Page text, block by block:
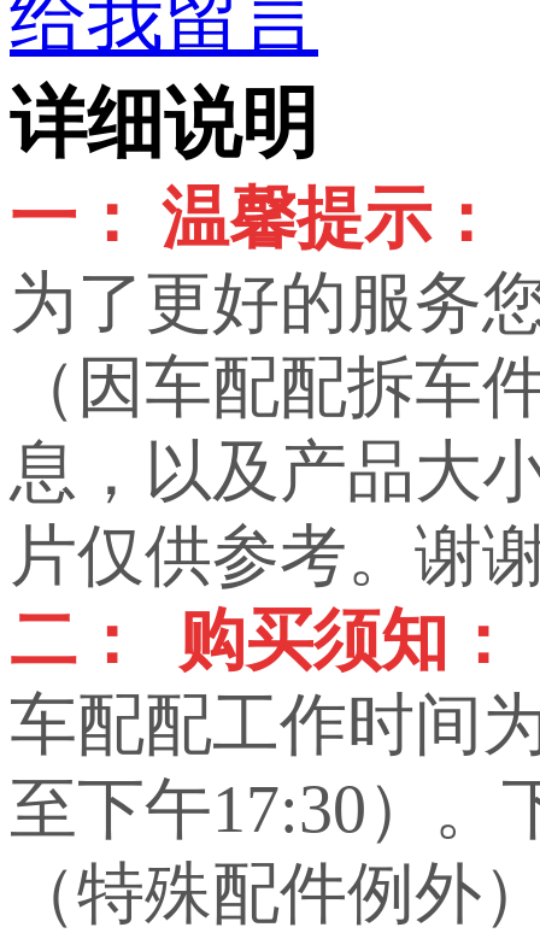
给我留言
详细说明
一： 温馨提示：
为了更好的服务
（因车配配拆车
息，以及产品大
片仅供参考。谢
二： 购买须知：
车配配工作时间
至下午17:30）。
（特殊配件例外